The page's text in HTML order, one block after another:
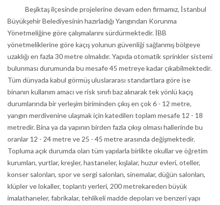
Beşiktaş ilçesinde projelerine devam eden firmamız, İstanbul
Büyükşehir Belediyesinin hazırladığı Yangından Korunma
Yönetmeliğine göre çalışmalarını sürdürmektedir. İBB
yönetmeliklerine göre kaçış yolunun güvenliği sağlanmış bölgeye
uzaklığı en fazla 30 metre olmalıdır. Yapıda otomatik sprinkler sistemi
bulunması durumunda bu mesafe 45 metreye kadar çıkabilmektedir.
Tüm dünyada kabul görmüş uluslararası standartlara göre ise
binanın kullanım amacı ve risk sınıfı baz alınarak tek yönlü kaçış
durumlarında bir yerleşim biriminden çıkış en çok 6 - 12 metre,
yangın merdivenine ulaşmak için katedilen toplam mesafe 12 - 18
metredir. Bina ya da yapının birden fazla çıkışı olması hallerinde bu
oranlar 12 - 24 metre ve 25 - 45 metre arasında değişmektedir.
Topluma açık durumda olan tüm yapılarla birlikte okullar ve öğretim
kurumları, yurtlar, kreşler, hastaneler, kışlalar, huzur evleri, oteller,
konser salonları, spor ve sergi salonları, sinemalar, düğün salonları,
klüpler ve lokaller, toplantı yerleri, 200 metrekareden büyük
imalathaneler, fabrikalar, tehlikeli madde depoları ve benzeri yapı